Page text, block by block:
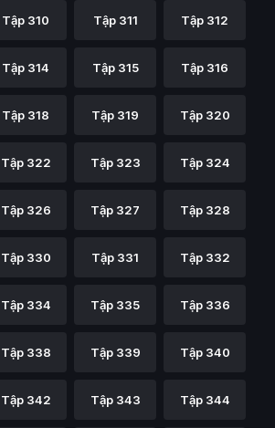
Tập 310 Tập 311 Tập 312
Tập 314 Tập 315 Tập 316
Tập 318 Tập 319 Tập 320
Tập 322 Tập 323 Tập 324
Tập 326 Tập 327 Tập 328
Tập 330 Tập 331 Tập 332
Tập 334 Tập 335 Tập 336
Tập 338 Tập 339 Tập 340
Tập 342 Tập 343 Tập 344